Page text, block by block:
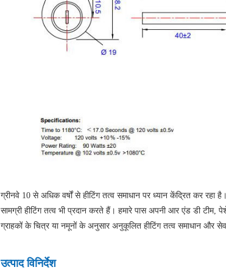
ग्रीनवे 10 से अधिक वर्षों से हीटिंग तत्व समाधान पर ध्यान केंद्रित कर रहा
सामग्री हीटिंग तत्व भी प्रदान करते हैं। हमारे पास अपनी आर एंड डी
ग्राहकों के चित्र या नमूनों के अनुसार अनुकूलित हीटिंग तत्व समाधान और
उत्पाद विनिर्देश